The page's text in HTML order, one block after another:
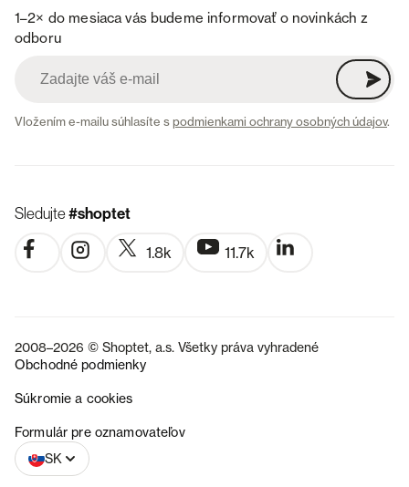
1–2× do mesiaca vás budeme informovať o novinkách z
odboru
Vložením e-mailu súhlasíte spodmienkami ochrany osobných údajov.
Sledujte#shoptet
1.8k 11.7k
2008–2026 © Shoptet, a.s. Všetky práva vyhradené
Obchodné podmienky
Súkromie a cookies
Formulár pre oznamovateľov
SK